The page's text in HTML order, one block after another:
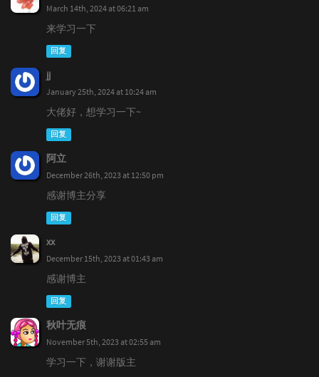
March 14th, 2024 at 06:21 am
来学习一下
回复
jj
January 25th, 2024 at 10:24 am
大佬好，想学习一下~
回复
阿立
December 26th, 2023 at 12:50 pm
感谢博主分享
回复
xx
December 15th, 2023 at 01:43 am
感谢博主
回复
秋叶无痕
November 5th, 2023 at 02:55 am
学习一下，谢谢版主